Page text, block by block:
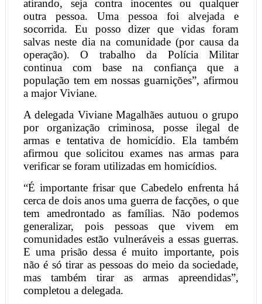
atirando, seja contra inocentes ou qualquer
outra pessoa. Uma pessoa foi alvejada e
socorrida. Eu posso dizer que vidas foram
salvas neste dia na comunidade (por causa da
operação). O trabalho da Polícia Militar
continua com base na confiança que a
população tem em nossas guarnições”, afirmou
a major Viviane.
A delegada Viviane Magalhães autuou o grupo
por organização criminosa, posse ilegal de
armas e tentativa de homicídio. Ela também
afirmou que solicitou exames nas armas para
verificar se foram utilizadas em homicídios.
“É importante frisar que Cabedelo enfrenta há
cerca de dois anos uma guerra de facções, o que
tem amedrontado as famílias. Não podemos
generalizar, pois pessoas que vivem em
comunidades estão vulneráveis a essas guerras.
E uma prisão dessa é muito importante, pois
não é só tirar as pessoas do meio da sociedade,
mas também tirar as armas apreendidas”,
completou a delegada.